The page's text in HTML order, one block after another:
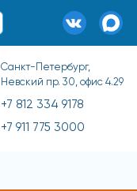
Санкт-Петербург,
Невский пр. 30, офис 4.29
+7 812 334 9178
+7 911 775 3000